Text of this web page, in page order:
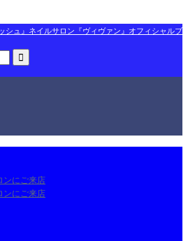
シュ』ネイルサロン『ヴィヴァン』オフィシャルブ
ンにご来店
ンにご来店